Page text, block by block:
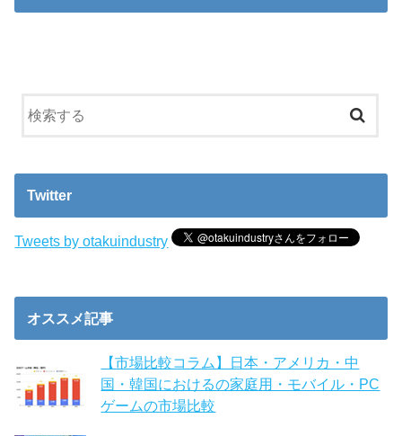
Twitter
Tweets by otakuindustry
オススメ記事
【市場比較コラム】日本・アメリカ・中
国・韓国におけるの家庭用・モバイル・PC
ゲームの市場比較